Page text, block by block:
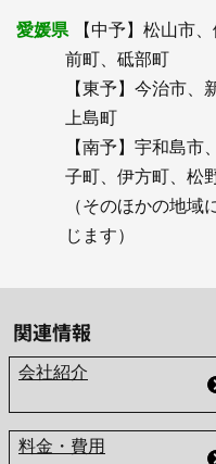
愛媛県
【中予】松山市
前町、砥部町
【東予】今治市、
上島町
【南予】宇和島
子町、伊方町、松
（そのほかの地
じます）
関連情報
会社紹介
料金・費用